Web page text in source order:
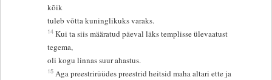
kõik
tuleb võtta kuninglikuks varaks.
14 Kui ta siis määratud päeval läks templisse ülevaatust
tegema,
oli kogu linnas suur ahastus.
15 Aga preestrirüüdes preestrid heitsid maha altari ette ja